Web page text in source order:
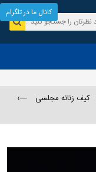
کیف زنانه مجلسی
—›
کانال ما در تلگرام